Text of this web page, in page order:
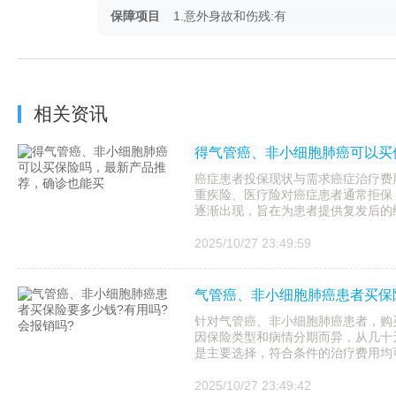
保障项目 1.意外身故和伤残:有
相关资讯
得气管癌、非小细胞肺癌可以
癌症患者投保现状与需求癌症治疗
重疾险、医疗险对癌症患者通常拒
逐渐出现，旨在为患者提供复发后的
2025/10/27 23:49:59
气管癌、非小细胞肺癌患者买
针对气管癌、非小细胞肺癌患者，
因保险类型和病情分期而异，从几
是主要选择，符合条件的治疗费用
2025/10/27 23:49:42